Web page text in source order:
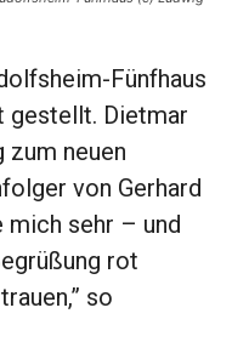
Fünfhaus
gestellt. Dietmar
zum neuen
von Gerhard
mich sehr – und
rot
so